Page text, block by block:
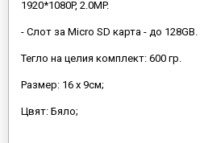
1920*1080P, 2.0MP.
- Слот за Micro SD карта - до 128GB.
Тегло на целия комплект: 600 гр.
Размер: 16 х 9см;
Цвят: Бяло;